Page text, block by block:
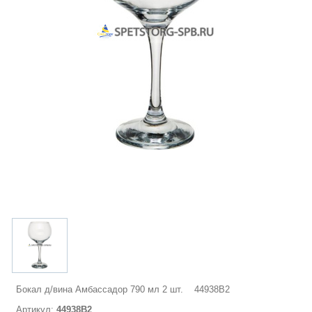
Бокал д/вина Амбассадор 790 мл 2 шт. 44938B2
Артикул:44938B2